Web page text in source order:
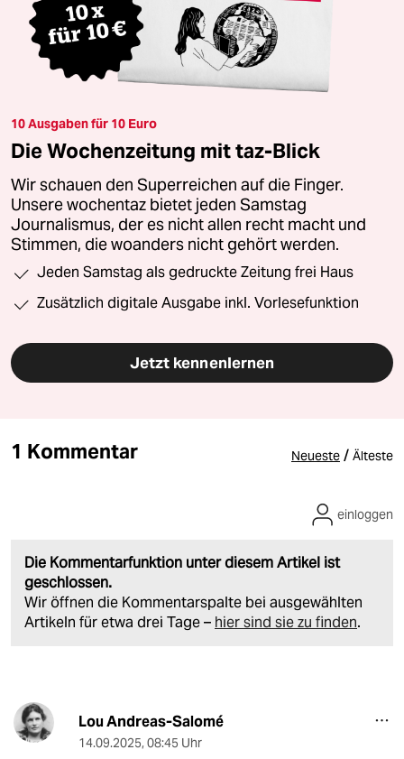
10 Ausgaben für 10 Euro
Die Wochenzeitung mit taz-Blick
Wir schauen den Superreichen auf die Finger.
Unsere wochentaz bietet jeden Samstag
Journalismus, der es nicht allen recht macht und
Stimmen, die woanders nicht gehört werden.
Jeden Samstag als gedruckte Zeitung frei Haus
Zusätzlich digitale Ausgabe inkl. Vorlesefunktion
Jetzt kennenlernen
1 Kommentar Neueste / Älteste
Die Kommentarfunktion unter diesem Artikel ist
geschlossen.
Wir öffnen die Kommentarspalte bei ausgewählten
Artikeln für etwa drei Tage – hier sind sie zu finden.
einloggen
Lou Andreas-Salomé
14.09.2025, 08:45 Uhr